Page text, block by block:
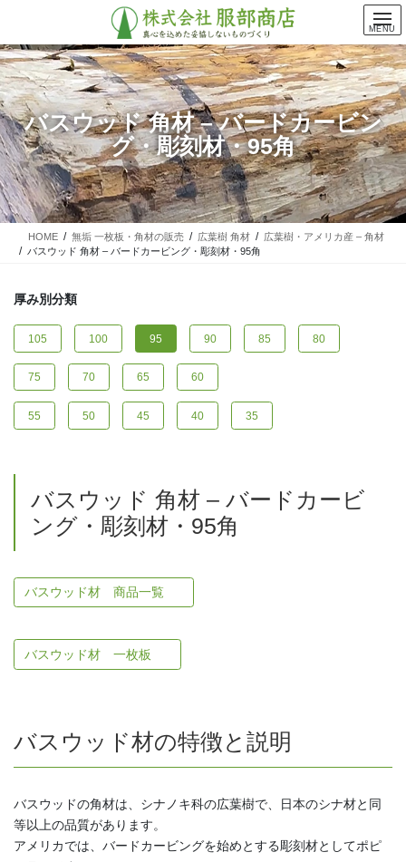
テ
ン
ツ
に
移
動
ゲ
ー
シ
ョ
ン
に
移
動
バスウッド 角材 – バードカービン
グ・彫刻材・95角
HOME 無垢 一枚板・角材の販売 広葉樹 角材
広葉樹・アメリカ産 – 角材
バスウッド 角材 – バードカービング・彫刻材・95角
厚み別分類
105 100 95 90 85 80
75 70 65 60
55 50 45 40 35
バスウッド 角材 – バードカービ
ング・彫刻材・95角
バスウッド材 商品一覧
バスウッド材 一枚板
バスウッド材の特徴と説明
バスウッドの角材は、シナノキ科の広葉樹で、日本のシナ材と同
等以上の品質があります。
アメリカでは、バードカービングを始めとする彫刻材としてポピ
MENU